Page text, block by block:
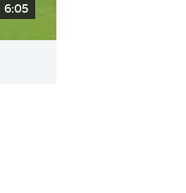
6:05